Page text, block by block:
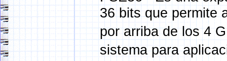
36 bits que permite
por arriba de los 4
sistema para